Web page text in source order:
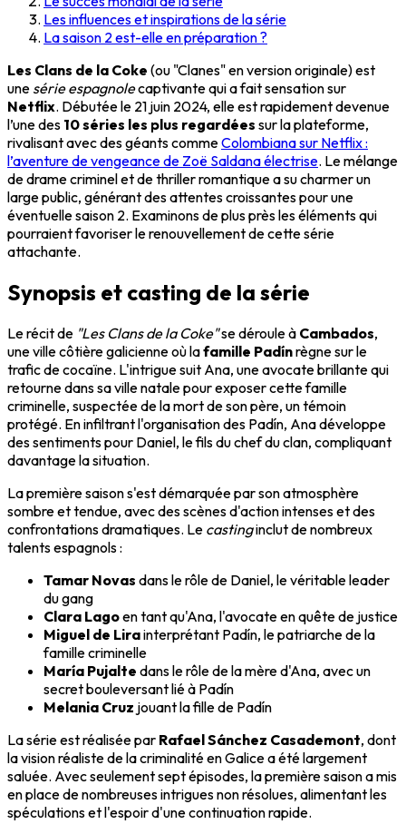
Les influences et inspirations de la série
La saison 2 est-elle en préparation ?
Les Clans de la Coke (ou "Clanes" en version originale) est
une série espagnolecaptivante qui a fait sensation sur
Netflix. Débutée le 21 juin 2024, elle est rapidement devenue
l’une des 10 séries les plus regardées sur la plateforme,
rivalisant avec des géants commeColombiana sur Netflix :
l’aventure de vengeance de Zoë Saldana électrise. Le mélange
de drame criminel et de thriller romantique a su charmer un
large public, générant des attentes croissantes pour une
éventuelle saison 2. Examinons de plus près les éléments qui
pourraient favoriser le renouvellement de cette série
attachante.
Synopsis et casting de la série
Le récit de "Les Clans de la Coke"se déroule à Cambados,
une ville côtière galicienne où lafamille Padínrègne sur le
trafic de cocaïne. L'intrigue suit Ana, une avocate brillante qui
retourne dans sa ville natale pour exposer cette famille
criminelle, suspectée de la mort de son père, un témoin
protégé. En infiltrant l'organisation des Padín, Ana développe
des sentiments pour Daniel, le fils du chef du clan, compliquant
davantage la situation.
La première saison s'est démarquée par son atmosphère
sombre et tendue, avec des scènes d'action intenses et des
confrontations dramatiques. Le castinginclut de nombreux
talents espagnols :
Tamar Novas dans le rôle de Daniel, le véritable leader
du gang
Clara Lagoen tant qu'Ana, l'avocate en quête de justice
Miguel de Lirainterprétant Padín, le patriarche de la
famille criminelle
María Pujalte dans le rôle de la mère d'Ana, avec un
secret bouleversant lié à Padín
Melania Cruz jouant la fille de Padín
La série est réalisée par Rafael Sánchez Casademont, dont
la vision réaliste de la criminalité en Galice a été largement
saluée. Avec seulement sept épisodes, la première saison a mis
en place de nombreuses intrigues non résolues, alimentant les
spéculations et l'espoir d'une continuation rapide.